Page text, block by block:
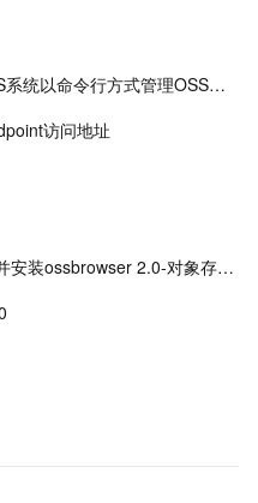
如何通过Windows、Linux和macOS系统以命令行方式管理OSS数据
访问地址
在Windows macOS和Linux上下载并安装ossbrowser 2.0-对象存储-阿里云